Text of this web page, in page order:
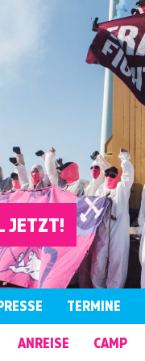
JETZT!
ANREISE CAMP
TERMINE